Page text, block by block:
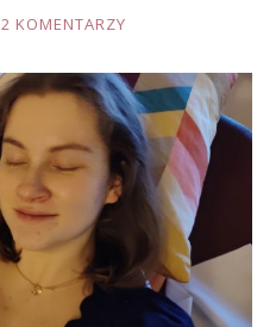
2 KOMENTARZY